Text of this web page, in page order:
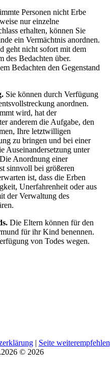
Personen nicht Erbe
nur einzelne
erhalten, können Sie
ein Vermächtnis anordnen.
geht nicht sofort mit dem
des Bedachten über.
Bedachten den Gegenstand
Sie können durch Verfügung
anordnen.
wird, hat der
anderem die Aufgabe, den
Ihre letztwilligen
zu bringen und bei einer
Auseinandersetzung unter
Anordnung einer
sinnvoll bei größeren
ist, dass die Erben
Unerfahrenheit oder aus
der Verwaltung des
Die Eltern können für den
für ihr Kind benennen.
von Todes wegen.
| Seite weiterempfehlen
© 2026